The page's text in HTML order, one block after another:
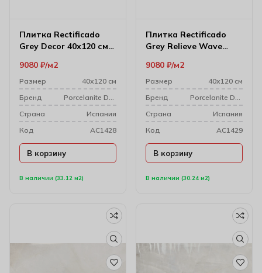
Плитка Rectificado
Grey Decor 40х120 см
В наличии (33.12 м2)
9080 ₽ м2
Размер
40х120 см
Бренд
Porcelanite Dos
Cтрана
Испания
Код
AC1428
В корзину
Плитка Rectificado
Grey Relieve Wave
В наличии (30.24 м2)
9080 ₽ м2
Размер
40х120 см
Бренд
Porcelanite Dos
Cтрана
Испания
Код
AC1429
В корзину